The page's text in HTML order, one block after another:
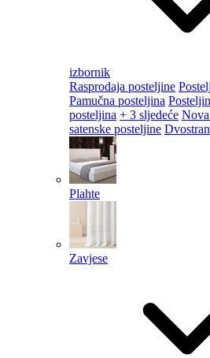
izbornik
Rasprodaja posteljine
Pamučna posteljina
posteljina + 3 sljedeće
satenske posteljine
Plahte
Zavjese